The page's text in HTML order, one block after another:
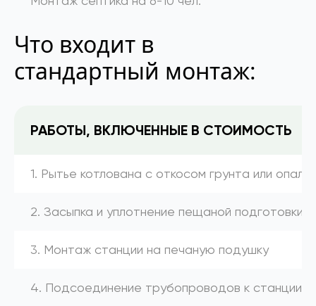
Что входит в
стандартный монтаж:
РАБОТЫ, ВКЛЮЧЕННЫЕ В СТОИМОСТЬ
1. Рытье котлована с откосом грунта или
2. Засыпка и уплотнение пещаной подготовки
3. Монтаж станции на печаную подушку
4. Подсоединение трубопроводов к станции